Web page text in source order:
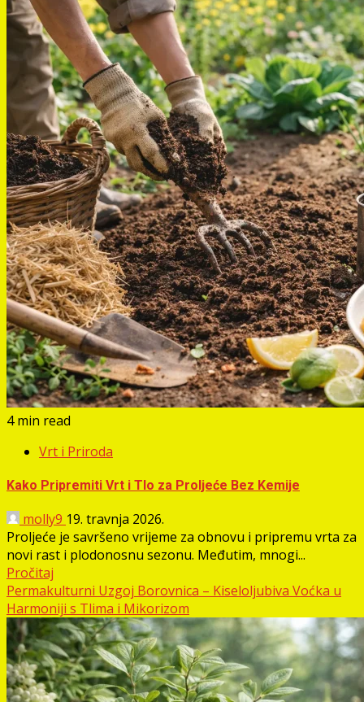
4 min read
Vrt i Priroda
Kako Pripremiti Vrt i Tlo za Proljeće Bez Kemije
molly9 19. travnja 2026.
Proljeće je savršeno vrijeme za obnovu i pripremu vrta za
novi rast i plodonosnu sezonu. Međutim, mnogi...
Pročitaj
Permakulturni Uzgoj Borovnica – Kiseloljubiva Voćka u
Harmoniji s Tlima i Mikorizom